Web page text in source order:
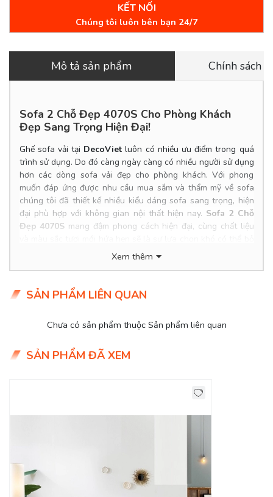
KẾT NỐI
Chúng tôi luôn bên bạn 24/7
Mô tả sản phẩm Chính sách
Sofa 2 Chỗ Đẹp 4070S Cho Phòng Khách
Đẹp Sang Trọng Hiện Đại!
Ghế sofa vải tại DecoViet luôn có nhiều ưu điểm trong quá
trình sử dụng. Do đó càng ngày càng có nhiều người sử dụng
hơn các dòng sofa vải đẹp cho phòng khách. Với phong
muốn đáp ứng được nhu cầu mua sắm và thẩm mỹ về sofa
chúng tôi đã thiết kế nhiều kiểu dáng sofa sang trọng, hiện
đại phù hợp với không gian nội thất hiện nay. Sofa 2 Chỗ
Đẹp 4070S mang đậm phong cách hiện đại, cùng chất liệu
qua cho phòng khách của bạn.
Product Info
Kích thước: 2.0*0.9m
Khung ghế: Gỗ dầu đỏ qua xử lý, ván Flywood tạo dáng
Nệm ngồi: Mút D40 cao cấp
Tình trạng: Hàng mới - Còn hàng
Delivery Free: Miễn phí giao hàng tại TPHCM, Biên Hòa, nội
tại
đều cập nhất mỗi ngày, và là thiết kế mới nhất. Do vậy quý
khách có thể thỏa sức chọn lựa cho gia đình một bộ sofa
ưng ý nhất.
Xem thêm
SẢN PHẨM LIÊN QUAN
Chưa có sản phẩm thuộc Sản phẩm liên quan
SẢN PHẨM ĐÃ XEM